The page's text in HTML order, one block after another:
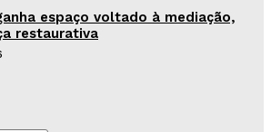
espaço voltado à mediação,
restaurativa